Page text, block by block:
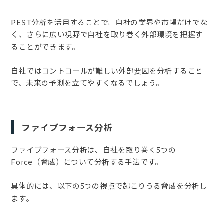
PEST分析を活用することで、自社の業界や市場だけでな
く、さらに広い視野で自社を取り巻く外部環境を把握す
ることができます。
自社ではコントロールが難しい外部要因を分析すること
で、未来の予測を立てやすくなるでしょう。
ファイブフォース分析
ファイブフォース分析は、自社を取り巻く5つの
Force（脅威）について分析する手法です。
具体的には、以下の5つの視点で起こりうる脅威を分析し
ます。